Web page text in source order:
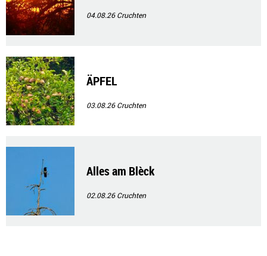
04.08.26Cruchten
ÄPFEL
03.08.26Cruchten
Alles am Blèck
02.08.26Cruchten